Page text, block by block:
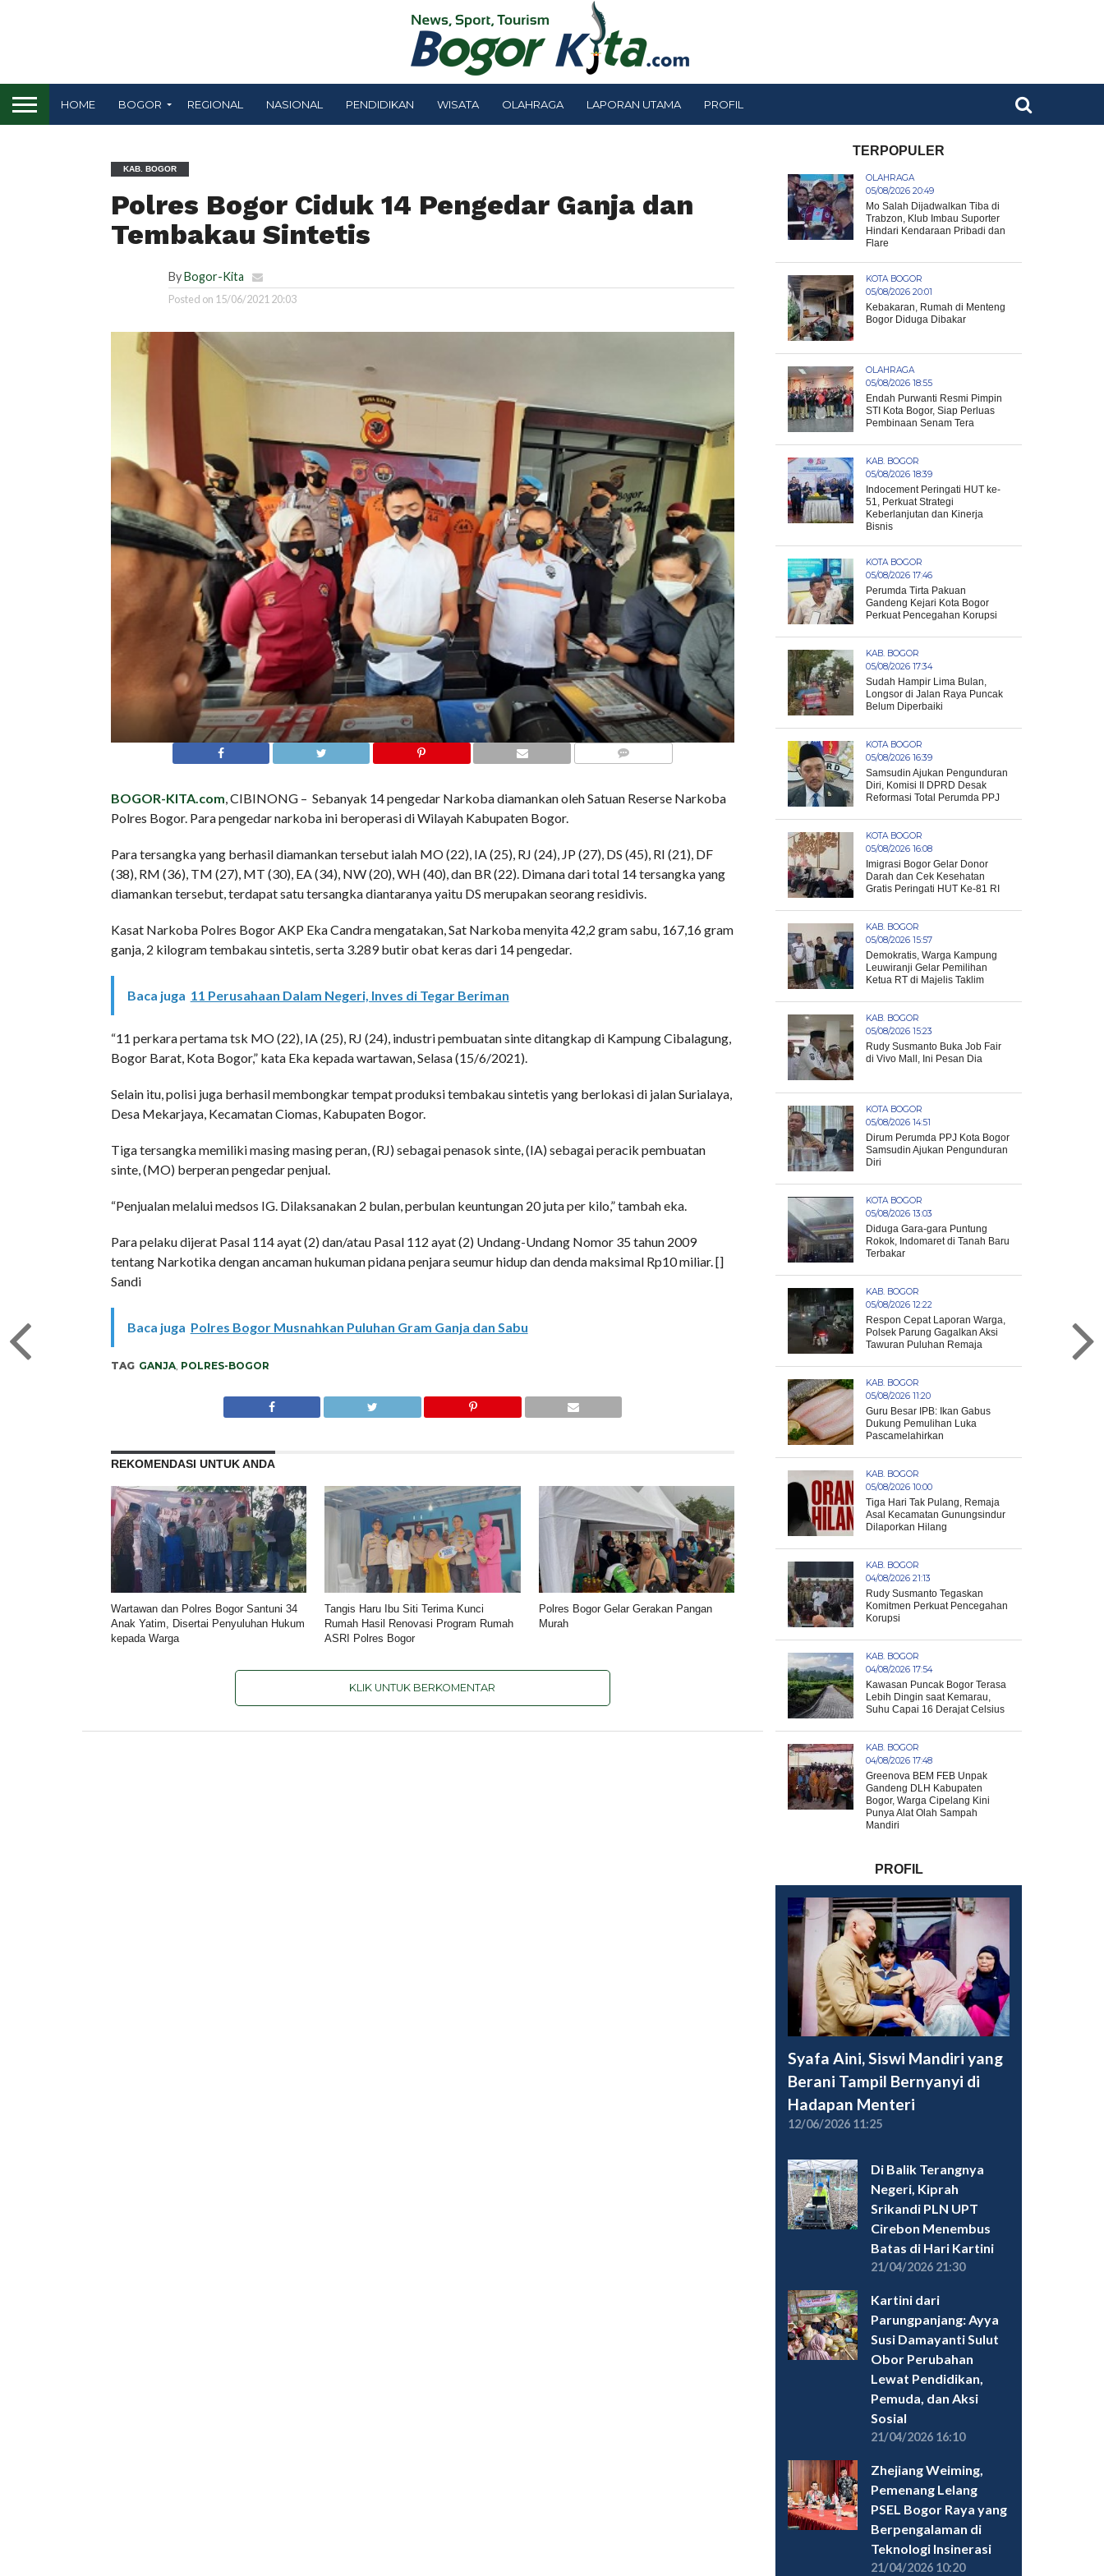
HOME BOGOR REGIONAL NASIONAL PENDIDIKAN WISATA OLAHRAGA LAPORAN UTAMA PROFIL
KAB. BOGOR
Polres Bogor Ciduk 14 Pengedar Ganja dan
Tembakau Sintetis
ByBogor-Kita
Posted on 15/06/2021 20:03
BOGOR-KITA.com, CIBINONG – Sebanyak 14 pengedar Narkoba diamankan oleh Satuan Reserse Narkoba
Polres Bogor. Para pengedar narkoba ini beroperasi di Wilayah Kabupaten Bogor.
Para tersangka yang berhasil diamankan tersebut ialah MO (22), IA (25), RJ (24), JP (27), DS (45), RI (21), DF
(38), RM (36), TM (27), MT (30), EA (34), NW (20), WH (40), dan BR (22). Dimana dari total 14 tersangka yang
diamankan tersebut, terdapat satu tersangka diantaranya yaitu DS merupakan seorang residivis.
Kasat Narkoba Polres Bogor AKP Eka Candra mengatakan, Sat Narkoba menyita 42,2 gram sabu, 167,16 gram
ganja, 2 kilogram tembakau sintetis, serta 3.289 butir obat keras dari 14 pengedar.
Baca juga 11 Perusahaan Dalam Negeri, Inves di Tegar Beriman
“11 perkara pertama tsk MO (22), IA (25), RJ (24), industri pembuatan sinte ditangkap di Kampung Cibalagung,
Bogor Barat, Kota Bogor,” kata Eka kepada wartawan, Selasa (15/6/2021).
Selain itu, polisi juga berhasil membongkar tempat produksi tembakau sintetis yang berlokasi di jalan Surialaya,
Desa Mekarjaya, Kecamatan Ciomas, Kabupaten Bogor.
Tiga tersangka memiliki masing masing peran, (RJ) sebagai penasok sinte, (IA) sebagai peracik pembuatan
sinte, (MO) berperan pengedar penjual.
“Penjualan melalui medsos IG. Dilaksanakan 2 bulan, perbulan keuntungan 20 juta per kilo,” tambah eka.
Para pelaku dijerat Pasal 114 ayat (2) dan/atau Pasal 112 ayat (2) Undang-Undang Nomor 35 tahun 2009
tentang Narkotika dengan ancaman hukuman pidana penjara seumur hidup dan denda maksimal Rp10 miliar. []
Sandi
Baca juga Polres Bogor Musnahkan Puluhan Gram Ganja dan Sabu
TAG GANJA, POLRES-BOGOR
REKOMENDASI UNTUK ANDA
Wartawan dan Polres Bogor Santuni 34
Anak Yatim, Disertai Penyuluhan Hukum
kepada Warga
Tangis Haru Ibu Siti Terima Kunci
Rumah Hasil Renovasi Program Rumah
ASRI Polres Bogor
Polres Bogor Gelar Gerakan Pangan
Murah
KLIK UNTUK BERKOMENTAR
TERPOPULER
OLAHRAGA
05/08/2026 20:49
Mo Salah Dijadwalkan Tiba di
Trabzon, Klub Imbau Suporter
Hindari Kendaraan Pribadi dan
Flare
KOTA BOGOR
05/08/2026 20:01
Kebakaran, Rumah di Menteng
Bogor Diduga Dibakar
OLAHRAGA
05/08/2026 18:55
Endah Purwanti Resmi Pimpin
STI Kota Bogor, Siap Perluas
Pembinaan Senam Tera
KAB. BOGOR
05/08/2026 18:39
Indocement Peringati HUT ke-
51, Perkuat Strategi
Keberlanjutan dan Kinerja
Bisnis
KOTA BOGOR
05/08/2026 17:46
Perumda Tirta Pakuan
Gandeng Kejari Kota Bogor
Perkuat Pencegahan Korupsi
KAB. BOGOR
05/08/2026 17:34
Sudah Hampir Lima Bulan,
Longsor di Jalan Raya Puncak
Belum Diperbaiki
KOTA BOGOR
05/08/2026 16:39
Samsudin Ajukan Pengunduran
Diri, Komisi II DPRD Desak
Reformasi Total Perumda PPJ
KOTA BOGOR
05/08/2026 16:08
Imigrasi Bogor Gelar Donor
Darah dan Cek Kesehatan
Gratis Peringati HUT Ke-81 RI
KAB. BOGOR
05/08/2026 15:57
Demokratis, Warga Kampung
Leuwiranji Gelar Pemilihan
Ketua RT di Majelis Taklim
KAB. BOGOR
05/08/2026 15:23
Rudy Susmanto Buka Job Fair
di Vivo Mall, Ini Pesan Dia
KOTA BOGOR
05/08/2026 14:51
Dirum Perumda PPJ Kota Bogor
Samsudin Ajukan Pengunduran
Diri
KOTA BOGOR
05/08/2026 13:03
Diduga Gara-gara Puntung
Rokok, Indomaret di Tanah Baru
Terbakar
KAB. BOGOR
05/08/2026 12:22
Respon Cepat Laporan Warga,
Polsek Parung Gagalkan Aksi
Tawuran Puluhan Remaja
KAB. BOGOR
05/08/2026 11:20
Guru Besar IPB: Ikan Gabus
Dukung Pemulihan Luka
Pascamelahirkan
KAB. BOGOR
05/08/2026 10:00
Tiga Hari Tak Pulang, Remaja
Asal Kecamatan Gunungsindur
Dilaporkan Hilang
KAB. BOGOR
04/08/2026 21:13
Rudy Susmanto Tegaskan
Komitmen Perkuat Pencegahan
Korupsi
KAB. BOGOR
04/08/2026 17:54
Kawasan Puncak Bogor Terasa
Lebih Dingin saat Kemarau,
Suhu Capai 16 Derajat Celsius
KAB. BOGOR
04/08/2026 17:48
Greenova BEM FEB Unpak
Gandeng DLH Kabupaten
Bogor, Warga Cipelang Kini
Punya Alat Olah Sampah
Mandiri
PROFIL
Syafa Aini, Siswi Mandiri yang
Berani Tampil Bernyanyi di
Hadapan Menteri
12/06/2026 11:25
Di Balik Terangnya
Negeri, Kiprah
Srikandi PLN UPT
Cirebon Menembus
Batas di Hari Kartini
21/04/2026 21:30
Kartini dari
Parungpanjang: Ayya
Susi Damayanti Sulut
Obor Perubahan
Lewat Pendidikan,
Pemuda, dan Aksi
Sosial
21/04/2026 16:10
Zhejiang Weiming,
Pemenang Lelang
PSEL Bogor Raya yang
Berpengalaman di
Teknologi Insinerasi
21/04/2026 10:20